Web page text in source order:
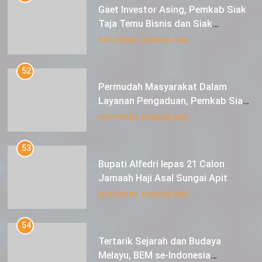
Gaet Investor Asing, Pemkab Siak
Taja Temu Bisnis dan Siak
Expoversary 2024
INFOTORIAL PEMKAB SIAK
52
Permudah Masyarakat Dalam
Layanan Pengaduan, Pemkab Siak
Luncurkan Aplikasi SIP PUAN
INFOTORIAL PEMKAB SIAK
53
Bupati Alfedri lepas 21 Calon
Jamaah Haji Asal Sungai Apit
INFOTORIAL PEMKAB SIAK
54
Tertarik Sejarah dan Budaya
Melayu, BEM se-Indonesia